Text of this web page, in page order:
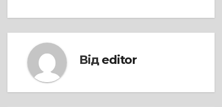
Від editor